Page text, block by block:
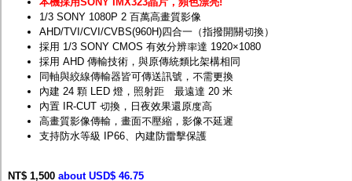
1/3 SONY 1080P 2 百萬高畫質影像
AHD/TVI/CVI/CVBS(960H)四合一（指撥開關切換）
採用 1/3 SONY CMOS 有效分辨率達 1920×1080
採用 AHD 傳輸技術，與原傳統類比架構相同
同軸與絞線傳輸器皆可傳送訊號，不需更換
內建 24 顆 LED 燈，照射距離最遠達 20 米
內置 IR-CUT 切換，日夜效果還原度高
高畫質影像傳輸，畫面不壓縮，影像不延遲
支持防水等級 IP66、內建防雷擊保護
NT$ 1,500 about USD$ 46.75